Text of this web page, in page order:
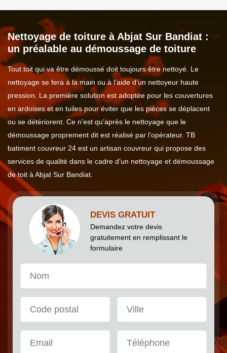
Nettoyage de toiture à Abjat Sur Bandiat :
un préalable au démoussage de toiture
Tout toit qui va être démoussé doit toujours être nettoyé. Le
nettoyage se fera à la main ou à l’aide d’un nettoyeur haute
pression. La première solution est adoptée pour les couvertures
en ardoises et en tuiles pour éviter que les pièces se déplacent
ou se détériorent. Ce n’est qu’après le nettoyage que le
démoussage proprement dit est réalisé par l’opérateur. TB
batiment couvreur 24 est un artisan couvreur qui propose des
services de qualité dans le cadre d’un nettoyage et démoussage
de toit à Abjat Sur Bandiat.
DEVIS GRATUIT
Demandez votre devis
gratuitement en remplissant le
formulaire